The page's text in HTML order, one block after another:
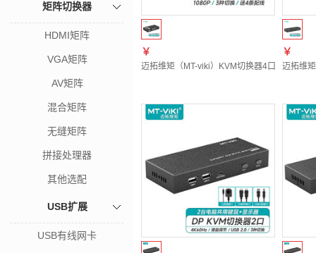
矩阵切换器
HDMI矩阵
VGA矩阵
AV矩阵
混合矩阵
无缝矩阵
拼接处理器
其他选配
USB扩展
USB有线网卡
￥
迈拓维矩（MT-viki）KVM切换器4口vga自动
￥
迈拓维